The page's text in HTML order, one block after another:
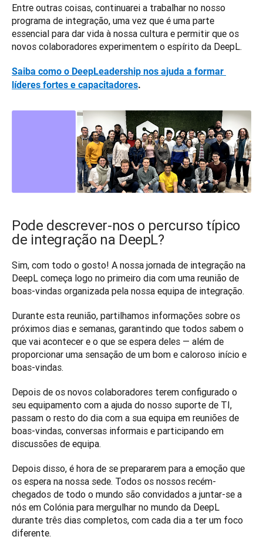
Entre outras coisas, continuarei a trabalhar no nosso
programa de integração, uma vez que é uma parte
essencial para dar vida à nossa cultura e permitir que os
novos colaboradores experimentem o espírito da DeepL.
Saiba como o DeepLeadership nos ajuda a formar
líderes fortes e capacitadores.
Pode descrever-nos o percurso típico
de integração na DeepL?
Sim, com todo o gosto! A nossa jornada de integração na
DeepL começa logo no primeiro dia com uma reunião de
boas-vindas organizada pela nossa equipa de integração.
Durante esta reunião, partilhamos informações sobre os
próximos dias e semanas, garantindo que todos sabem o
que vai acontecer e o que se espera deles — além de
proporcionar uma sensação de um bom e caloroso início e
boas-vindas.
Depois de os novos colaboradores terem configurado o
seu equipamento com a ajuda do nosso suporte de TI,
passam o resto do dia com a sua equipa em reuniões de
boas-vindas, conversas informais e participando em
discussões de equipa.
Depois disso, é hora de se prepararem para a emoção que
os espera na nossa sede. Todos os nossos recém-
chegados de todo o mundo são convidados a juntar-se a
nós em Colónia para mergulhar no mundo da DeepL
durante três dias completos, com cada dia a ter um foco
diferente.